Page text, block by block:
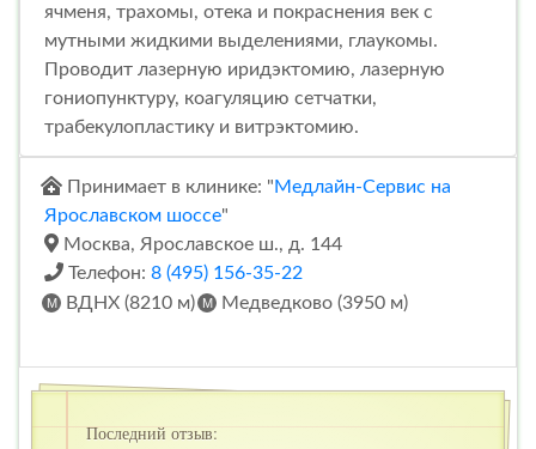
ячменя, трахомы, отека и покраснения век с
мутными жидкими выделениями, глаукомы.
Проводит лазерную иридэктомию, лазерную
гониопунктуру, коагуляцию сетчатки,
трабекулопластику и витрэктомию.
Принимает в клинике: "Медлайн-Сервис на
Ярославском шоссе"
Москва, Ярославское ш., д. 144
Телефон: 8 (495) 156-35-22
ВДНХ (8210 м)
Медведково (3950 м)
Последний отзыв: